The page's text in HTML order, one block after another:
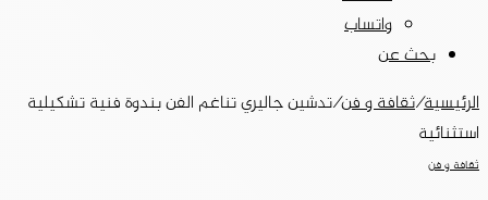
واتساب
بحث عن
الرئيسية/ثقافة و فن/تدشين جاليري تناغم الفن بندوة فنية تشكيلية
استثنائية
ثقافة و فن